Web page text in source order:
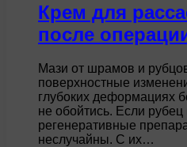
Крем для
после
Мази от шрамов и
поверхностные
глубоких деформациях
не обойтись. Если
регенеративные
неслучайны. С их…